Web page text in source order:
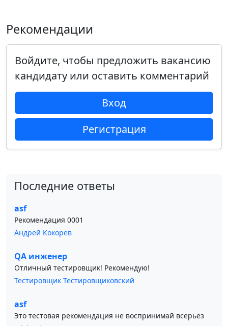
Рекомендации
Войдите, чтобы предложить вакансию
кандидату или оставить комментарий
Вход
Регистрация
Последние ответы
asf
Рекомендация 0001
Андрей Кокорев
QA инженер
Отличный тестировщик! Рекомендую!
Тестировщик Тестировщиковский
asf
Это тестовая рекомендация не воспринимай всерьёз